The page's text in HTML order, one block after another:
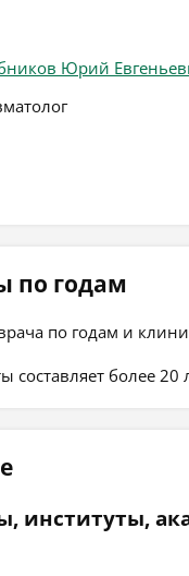
Юрий
по годам
по годам и
составляет более 20
институты,